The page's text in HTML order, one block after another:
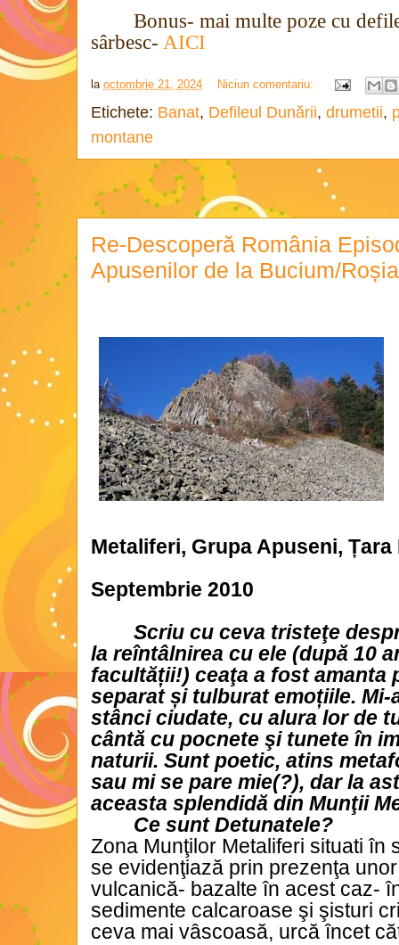
Bonus- mai multe poze cu
sârbesc- AICI
la octombrie 21, 2024 Niciun comentariu:
Etichete: Banat, Defileul Dunării, drumetii,
montane
Re-Descoperă România
Apusenilor de la Bucium/
Metaliferi, Grupa Apuseni,
Septembrie 2010
Scriu cu ceva tristeţe
la reîntâlnirea cu ele (după 10
facultății!) ceaţa a fost amanta
separat și tulburat emoțiile.
stânci ciudate, cu alura lor de
cântă cu pocnete şi tunete în
naturii. Sunt poetic, atins
sau mi se pare mie(?), dar la
aceasta splendidă din Munţii
Ce sunt Detunatele?
Zona Munţilor Metaliferi situati în
se evidenţiază prin prezenţa
vulcanică- bazalte în acest caz-
sedimente calcaroase şi şisturi
ceva mai vâscoasă, urcă încet